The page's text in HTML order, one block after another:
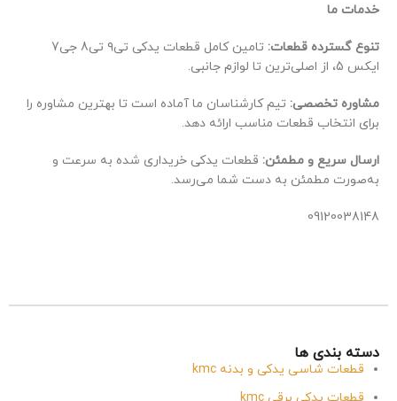
خدمات ما
تنوع گسترده قطعات:
تامین کامل قطعات یدکی تی۹ تی8 جی7
ایکس 5، از اصلی‌ترین تا لوازم جانبی.
مشاوره تخصصی: تیم کارشناسان ما آماده است تا بهترین مشاوره را
برای انتخاب قطعات مناسب ارائه دهد.
ارسال سریع و مطمئن: قطعات یدکی خریداری شده به سرعت و
به‌صورت مطمئن به دست شما می‌رسد.
09120038148
دسته بندی ها
قطعات شاسی یدکی و بدنه kmc
قطعات یدکی برقی kmc